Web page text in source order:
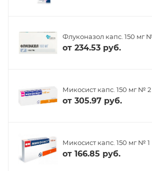
Флуконазол капс. 150 мг
от 234.53 руб.
Микосист капс. 150 мг № 2
от 305.97 руб.
Микосист капс. 150 мг № 1
от 166.85 руб.